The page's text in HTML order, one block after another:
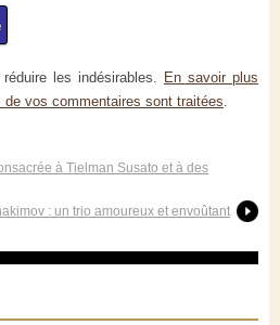
les indésirables. En savoir plus
vos commentaires sont traitées
à Tielman Susato et à des
: un trio amoureux et envoûtant